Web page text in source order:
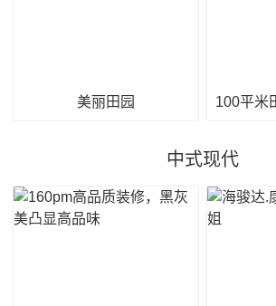
美丽田园 100平米
中式现代